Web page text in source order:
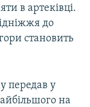
в артеківці.
до
становить
передав у
на